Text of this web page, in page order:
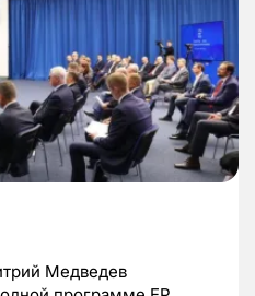
Медведев